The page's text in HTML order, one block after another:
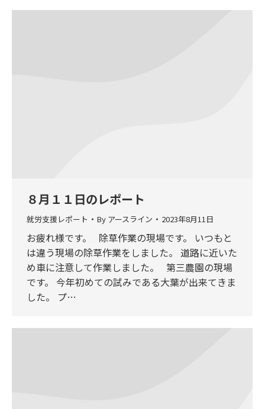
８月１１日のレポート
就労支援レポート By アースライン 2023年8月11日
お疲れ様です。 除草作業の現場です。 いつもと
は違う現場の除草作業をしました。 道路に近いた
め車に注意して作業しました。 第三農園の現場
です。 今年初めての試みである大葉が出来てきま
した。 プ…